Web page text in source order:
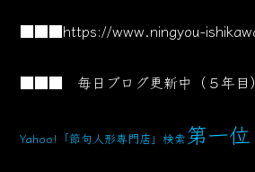
■■■https://www.ningyou-
■■■ 毎日ブログ更新中（５
Yahoo!「節句人形専門店」検索第一位